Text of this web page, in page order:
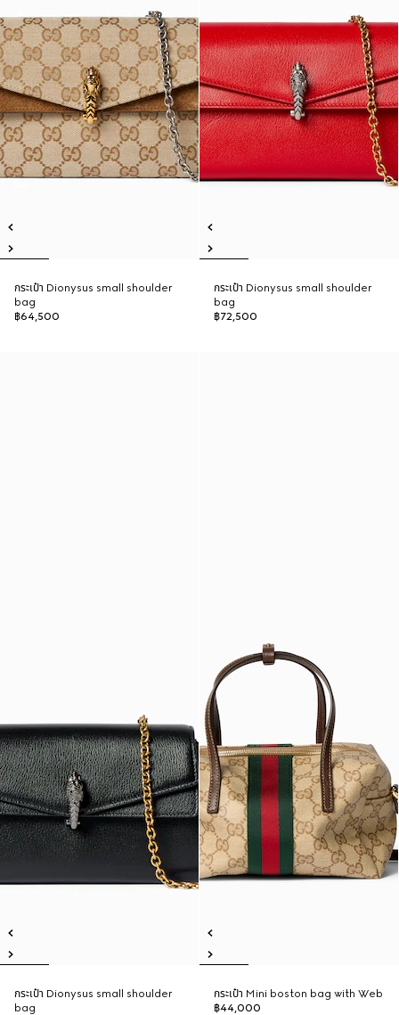
กระเป๋า Dionysus small shoulder
bag
฿64,500
กระเป๋า Dionysus small shoulder
bag
฿72,500
กระเป๋า Dionysus small shoulder
bag
กระเป๋า Mini boston bag with Web
฿44,000